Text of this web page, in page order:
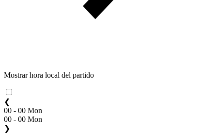
Mostrar hora local del partido
❮
00 - 00 Mon
00 - 00 Mon
❯